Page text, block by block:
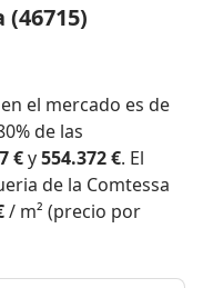
el mercado es de
de las
€y554.372 €. El
de la Comtessa
/ m² (precio por